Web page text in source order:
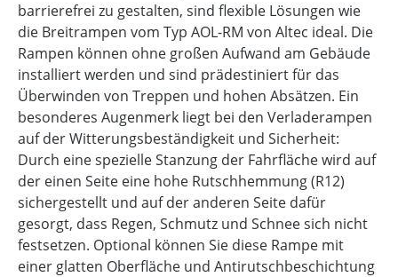
barrierefrei zu gestalten, sind flexible Lösungen wie
die Breitrampen vom Typ AOL-RM von Altec ideal. Die
Rampen können ohne großen Aufwand am Gebäude
installiert werden und sind prädestiniert für das
Überwinden von Treppen und hohen Absätzen. Ein
besonderes Augenmerk liegt bei den Verladerampen
auf der Witterungsbeständigkeit und Sicherheit:
Durch eine spezielle Stanzung der Fahrfläche wird auf
der einen Seite eine hohe Rutschhemmung (R12)
sichergestellt und auf der anderen Seite dafür
gesorgt, dass Regen, Schmutz und Schnee sich nicht
festsetzen. Optional können Sie diese Rampe mit
einer glatten Oberfläche und Antirutschbeschichtung